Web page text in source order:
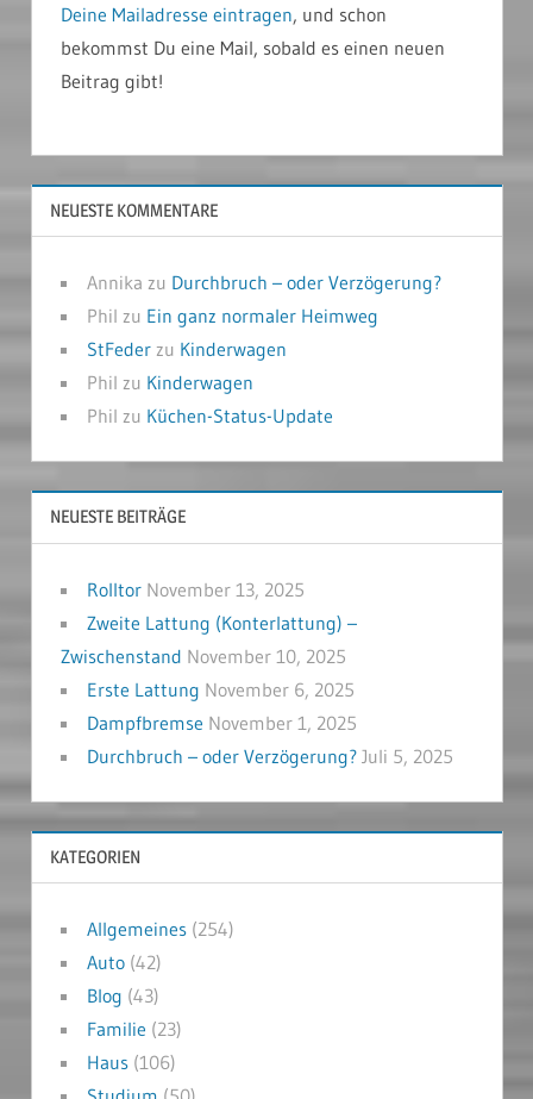
Deine Mailadresse eintragen, und schon
bekommst Du eine Mail, sobald es einen neuen
Beitrag gibt!
NEUESTE KOMMENTARE
Annika zu Durchbruch – oder Verzögerung?
Phil zu Ein ganz normaler Heimweg
StFederzu Kinderwagen
Phil zu Kinderwagen
Phil zu Küchen-Status-Update
NEUESTE BEITRÄGE
Rolltor November 13, 2025
Zweite Lattung (Konterlattung) –
Zwischenstand November 10, 2025
Erste Lattung November 6, 2025
Dampfbremse November 1, 2025
Durchbruch – oder Verzögerung? Juli 5, 2025
KATEGORIEN
Allgemeines(254)
Auto(42)
Blog (43)
Familie (23)
Haus(106)